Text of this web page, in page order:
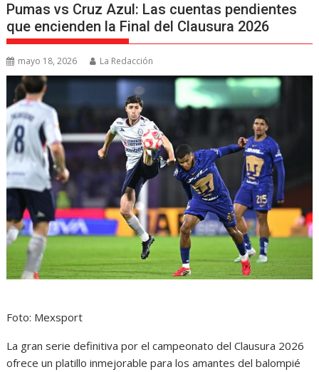
Pumas vs Cruz Azul: Las cuentas pendientes
que encienden la Final del Clausura 2026
mayo 18, 2026 La Redacción
Foto: Mexsport
La gran serie definitiva por el campeonato del Clausura 2026
ofrece un platillo inmejorable para los amantes del balompié